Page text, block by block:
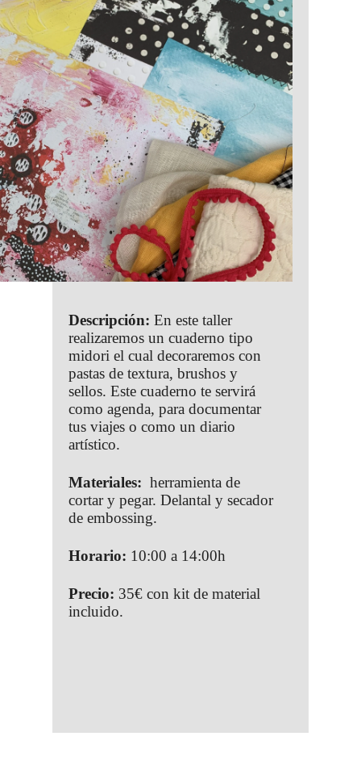
Descripción: En este taller
realizaremos un cuaderno tipo
midori el cual decoraremos con
pastas de textura, brushos y
sellos. Este cuaderno te servirá
como agenda, para documentar
tus viajes o como un diario
artístico.
Materiales: herramienta de
cortar y pegar. Delantal y secador
de embossing.
Horario: 10:00 a 14:00h
Precio: 35€ con kit de material
incluido.